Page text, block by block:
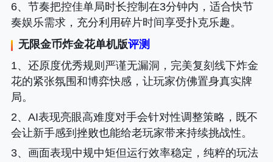
6、节奏把控佳单局时长控制在3分钟内，适合快节
奏娱乐需求，充分利用碎片时间享受扑克乐趣。
无限金币炸金花单机版评测
1、还原度优秀规则严谨无漏洞，完美复刻线下炸金
花的紧张氛围和博弈快感，让玩家仿佛置身真实牌
局。
2、AI表现亮眼高难度对手会针对性调整策略，既不
会让新手感到挫败也能给老玩家带来持续挑战性。
3、画面表现中规中矩但运行效率稳定，纯粹的玩法